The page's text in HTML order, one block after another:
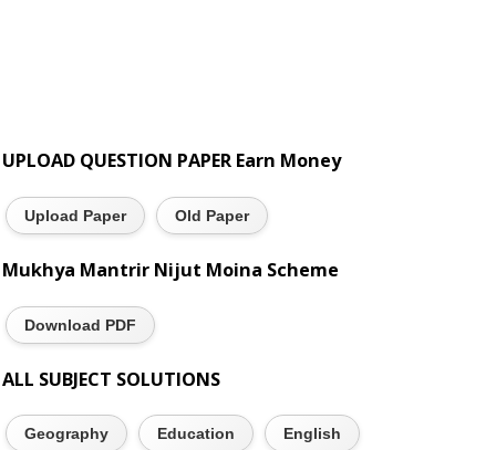
UPLOAD QUESTION PAPER Earn Money
Upload Paper Old Paper
Mukhya Mantrir Nijut Moina Scheme
Download PDF
ALL SUBJECT SOLUTIONS
Geography Education English